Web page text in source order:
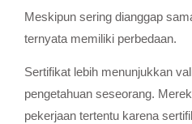
Meskipun sering dianggap
ternyata memiliki perbedaan.
Sertifikat lebih menunjukkan
pengetahuan seseorang.
pekerjaan tertentu karena